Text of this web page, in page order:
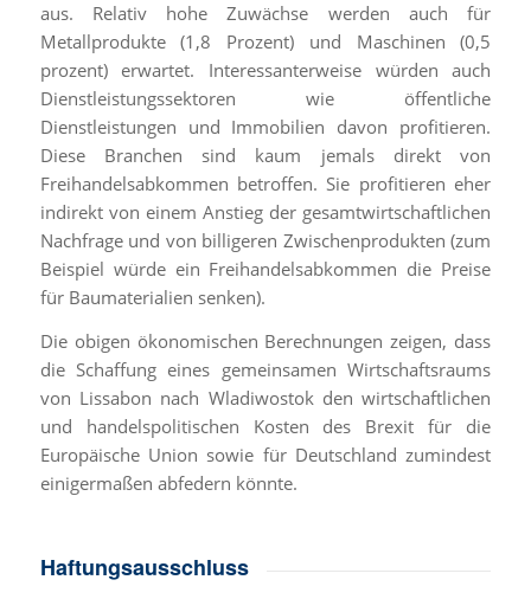
aus. Relativ hohe Zuwächse werden auch für
Metallprodukte (1,8 Prozent) und Maschinen (0,5
prozent) erwartet. Interessanterweise würden auch
Dienstleistungssektoren wie öffentliche
Dienstleistungen und Immobilien davon profitieren.
Diese Branchen sind kaum jemals direkt von
Freihandelsabkommen betroffen. Sie profitieren eher
indirekt von einem Anstieg der gesamtwirtschaftlichen
Nachfrage und von billigeren Zwischenprodukten (zum
Beispiel würde ein Freihandelsabkommen die Preise
für Baumaterialien senken).
Die obigen ökonomischen Berechnungen zeigen, dass
die Schaffung eines gemeinsamen Wirtschaftsraums
von Lissabon nach Wladiwostok den wirtschaftlichen
und handelspolitischen Kosten des Brexit für die
Europäische Union sowie für Deutschland zumindest
einigermaßen abfedern könnte.
Haftungsausschluss